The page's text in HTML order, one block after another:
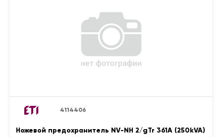
4114406
Ножевой предохранитель NV-NH 2/gTr 361A (250kVA)